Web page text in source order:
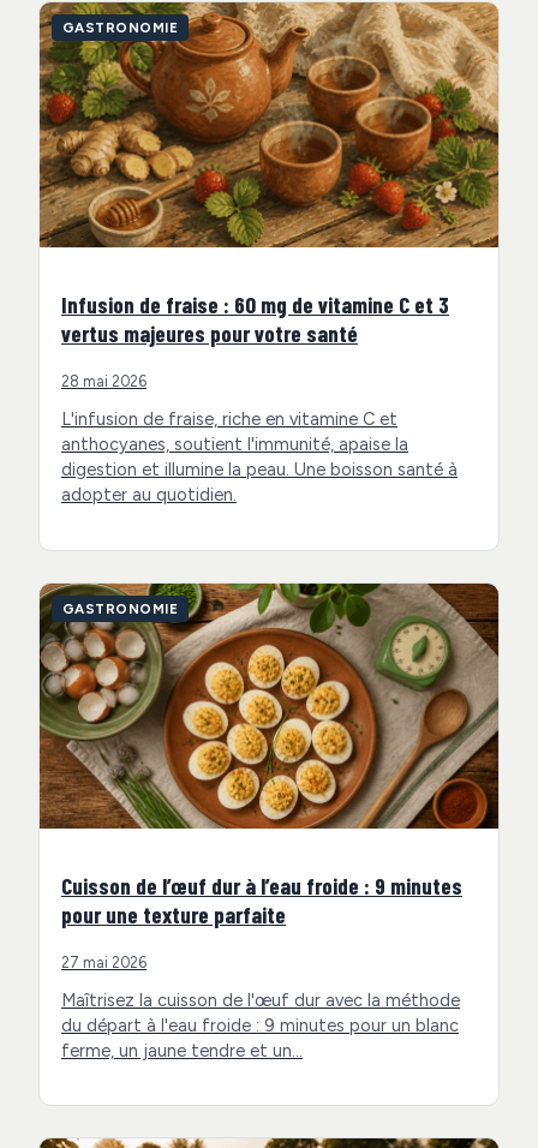
GASTRONOMIE
Infusion de fraise : 60 mg de vitamine C et 3
vertus majeures pour votre santé
28 mai 2026
L'infusion de fraise, riche en vitamine C et
anthocyanes, soutient l'immunité, apaise la
digestion et illumine la peau. Une boisson santé à
adopter au quotidien.
GASTRONOMIE
Cuisson de l’œuf dur à l’eau froide : 9 minutes
pour une texture parfaite
27 mai 2026
Maîtrisez la cuisson de l'œuf dur avec la méthode
du départ à l'eau froide : 9 minutes pour un blanc
ferme, un jaune tendre et un…